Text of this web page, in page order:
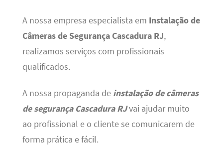
A nossa empresa especialista em Instalação de
Câmeras de Segurança Cascadura RJ,
realizamos serviços com profissionais
qualificados.
A nossa propaganda de instalação de câmeras
de segurança Cascadura RJvai ajudar muito
ao profissional e o cliente se comunicarem de
forma prática e fácil.